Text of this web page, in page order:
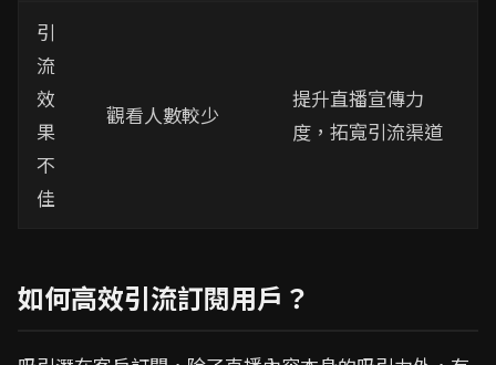
引
流
效
果
不
佳
觀看人數較少
提升直播宣傳力
度，拓寬引流渠道
如何高效引流訂閱用戶？